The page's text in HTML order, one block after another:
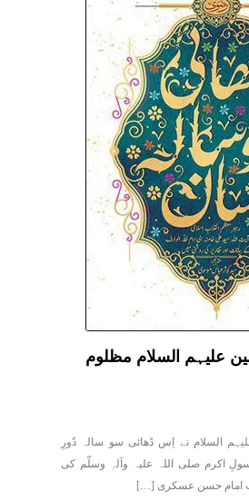
علیہم السلام مظلوم
السلام نے اِس ڈھائی سو سالہ دُورِ
اکرم صلی اللہ علیہ وآلہٖ وسلّم کی
امام حسن عسکری […]